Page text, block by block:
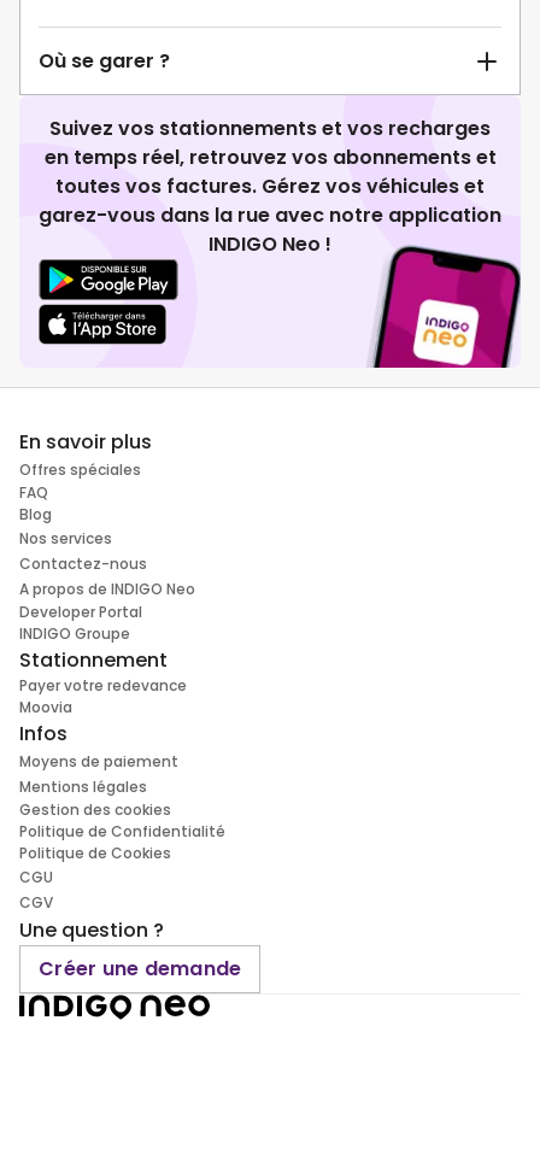
Où se garer ?
Suivez vos stationnements et vos recharges
en temps réel, retrouvez vos abonnements et
toutes vos factures. Gérez vos véhicules et
garez-vous dans la rue avec notre application
INDIGO Neo !
En savoir plus
Offres spéciales
FAQ
Blog
Nos services
Contactez-nous
A propos de INDIGO Neo
Developer Portal
INDIGO Groupe
Stationnement
Payer votre redevance
Moovia
Infos
Moyens de paiement
Mentions légales
Gestion des cookies
Politique de Confidentialité
Politique de Cookies
CGU
CGV
Une question ?
Créer une demande